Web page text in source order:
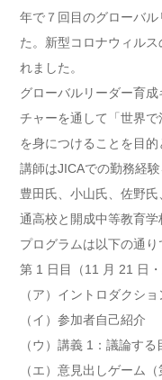
年で７回目のグローバ
た。新型コロナウィル
れました。
グローバルリーダー育
チャーを通して「世界で
を身につけることを目的
講師はJICAでの勤務経
豊田氏、小山氏、佐野
通高校と開成中等教育学
プログラムは以下の通り
第 1 日目（11 月 21 日・
（ア）イントロダクシ
（イ）参加者自己紹介
（ウ）講義 1：議論す
（エ）意見出しゲーム（